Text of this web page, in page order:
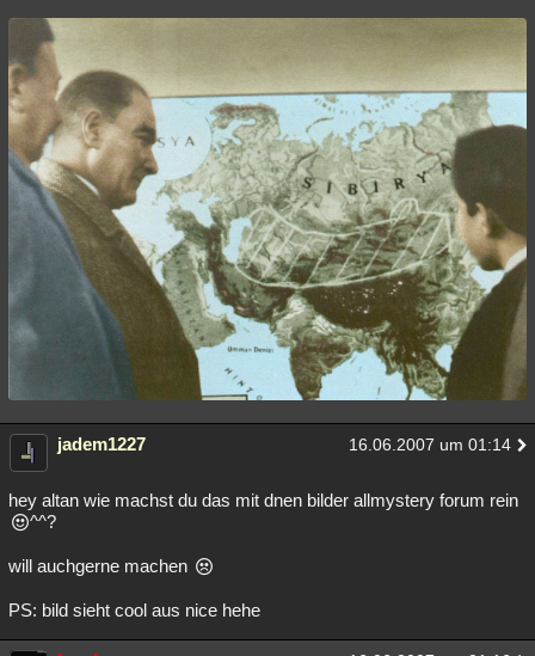
jadem1227 16.06.2007 um 01:14
hey altan wie machst du das mit dnen bilder allmystery forum rein
^^?
will auchgerne machen
PS: bild sieht cool aus nice hehe